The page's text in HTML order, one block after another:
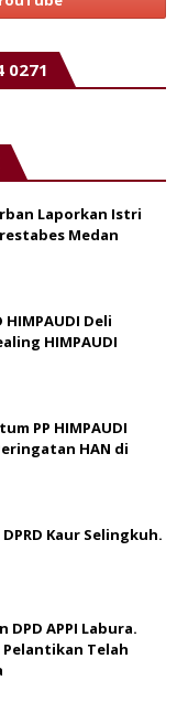
0271
Laporkan Istri
Medan
Deli
HIMPAUDI
PP HIMPAUDI
HAN di
Kaur Selingkuh.
APPI Labura.
Pelantikan Telah